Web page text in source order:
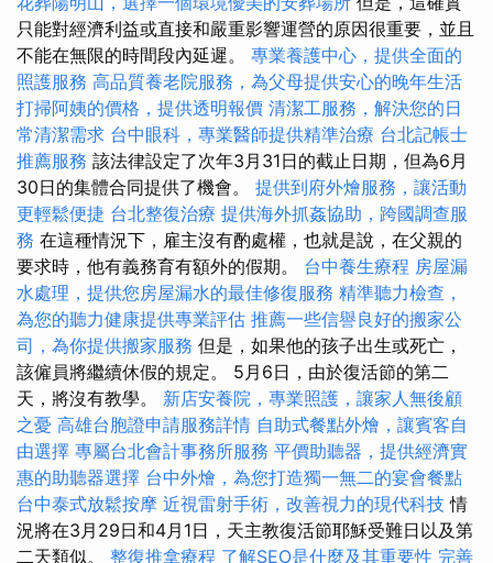
只能對經濟利益或直接和嚴重影響運營的原因很重要，並且
不能在無限的時間段內延遲。 專業養護中心，提供全面的
照護服務 高品質養老院服務，為父母提供安心的晚年生活
打掃阿姨的價格，提供透明報價 清潔工服務，解決您的日
常清潔需求 台中眼科，專業醫師提供精準治療 台北記帳士
推薦服務 該法律設定了次年3月31日的截止日期，但為6月
30日的集體合同提供了機會。 提供到府外燴服務，讓活動
更輕鬆便捷 台北整復治療 提供海外抓姦協助，跨國調查服
務 在這種情況下，雇主沒有酌處權，也就是說，在父親的
要求時，他有義務育有額外的假期。 台中養生療程 房屋漏
水處理，提供您房屋漏水的最佳修復服務 精準聽力檢查，
為您的聽力健康提供專業評估 推薦一些信譽良好的搬家公
司，為你提供搬家服務 但是，如果他的孩子出生或死亡，
該僱員將繼續休假的規定。 5月6日，由於復活節的第二
天，將沒有教學。 新店安養院，專業照護，讓家人無後顧
之憂 高雄台胞證申請服務詳情 自助式餐點外燴，讓賓客自
由選擇 專屬台北會計事務所服務 平價助聽器，提供經濟實
惠的助聽器選擇 台中外燴，為您打造獨一無二的宴會餐點
台中泰式放鬆按摩 近視雷射手術，改善視力的現代科技 情
況將在3月29日和4月1日，天主教復活節耶穌受難日以及第
二天類似。 整復推拿療程 了解SEO是什麼及其重要性 完善